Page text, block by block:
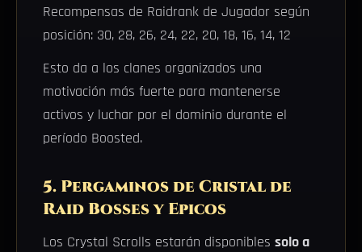
Recompensas de Raidrank de Jugador según
posición: 30, 28, 26, 24, 22, 20, 18, 16, 14, 12
Esto da a los clanes organizados una
motivación más fuerte para mantenerse
activos y luchar por el dominio durante el
período Boosted.
5. Pergaminos de Cristal de
Raid Bosses y Epicos
Los Crystal Scrolls estarán disponibles solo a